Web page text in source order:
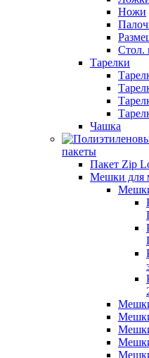
Ножи
Стол.
Тарелки
Чашка
пакеты
Пакет Zip
Мешки для
Мешки